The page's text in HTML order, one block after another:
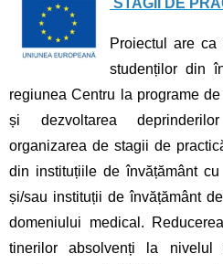
STAGII DE
Proiectul are
studenților din
regiunea Centru la programe
și dezvoltarea
organizarea de stagii de
din instituțiile de învățământ
și/sau instituții de învățământ
domeniului medical.
tinerilor absolvenți la nivelul